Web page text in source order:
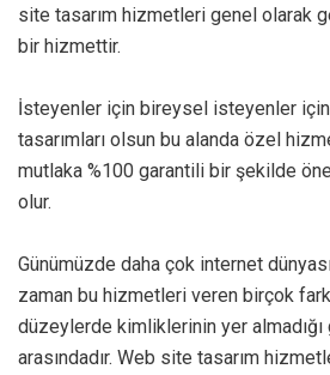
site tasarım hizmetleri genel olarak
bir hizmettir.
İsteyenler için bireysel isteyenler
tasarımları olsun bu alanda özel
mutlaka %100 garantili bir şekilde öne
olur.
Günümüzde daha çok internet
zaman bu hizmetleri veren birçok
düzeylerde kimliklerinin yer
arasındadır. Web site tasarım